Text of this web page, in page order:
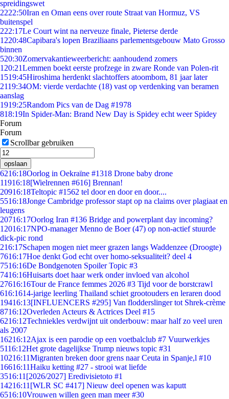
spreidingswet
2222:50Iran en Oman eens over route Straat van Hormuz, VS
buitenspel
222:17Le Court wint na nerveuze finale, Pieterse derde
1220:48Capibara's lopen Braziliaans parlementsgebouw Mato Grosso
binnen
520:30Zomervakantieweerbericht: aanhoudend zomers
1 20:21Lemmen boekt eerste profzege in zware Ronde van Polen-rit
1519:45Hiroshima herdenkt slachtoffers atoombom, 81 jaar later
2119:34OM: vierde verdachte (18) vast op verdenking van beramen
aanslag
1919:25Random Pics van de Dag #1978
818:19In Spider-Man: Brand New Day is Spidey echt weer Spidey
Forum
Forum
Scrollbar gebruiken
opslaan
6216:18Oorlog in Oekraïne #1318 Drone baby drone
11916:18[Wielrennen #616] Brennan!
20916:18Teltopic #1562 tel door en door en door....
5516:18Jonge Cambridge professor stapt op na claims over plagiaat en
leugens
20716:17Oorlog Iran #136 Bridge and powerplant day incoming?
12016:17NPO-manager Menno de Boer (47) op non-actief stuurde
dick-pic rond
216:17Schapen mogen niet meer grazen langs Waddenzee (Droogte)
7616:17Hoe denkt God echt over homo-seksualiteit? deel 4
7516:16De Bondgenoten Spoiler Topic #3
7416:16Huisarts doet haar werk onder invloed van alcohol
27616:16Tour de France femmes 2026 #3 Tijd voor de borstcrawl
616:1614-jarige leerling Thailand schiet grootouders en leraren dood
19416:13[INFLUENCERS #295] Van flodderslinger tot Shrek-crème
8716:12Overleden Acteurs & Actrices Deel #15
6216:12Techniekles verdwijnt uit onderbouw: maar half zo veel uren
als 2007
16216:12Ajax is een parodie op een voetbalclub #7 Vuurwerkjes
5116:12Het grote dagelijkse Trump nieuws topic #31
10216:11Migranten breken door grens naar Ceuta in Spanje,l #10
16616:11Haiku ketting #27 - strooi wat liefde
3516:11 [2026/2027] Eredivisietoto #1
14216:11 [WLR SC #417] Nieuw deel openen was kaputt
6516:10Vrouwen willen geen man meer #30